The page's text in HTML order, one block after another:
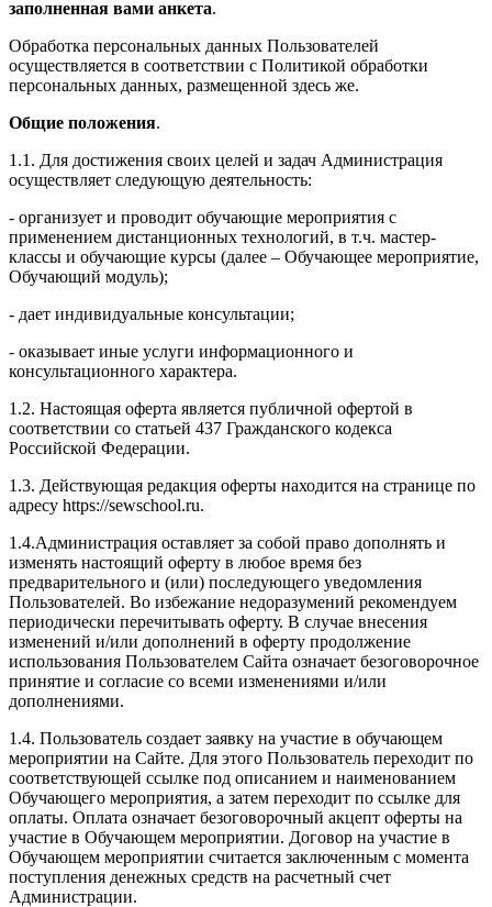
заполненная вами анкета.
Обработка персональных данных Пользователей
осуществляется в соответствии с Политикой обработки
персональных данных, размещенной здесь же.
Общие положения.
1.1. Для достижения своих целей и задач Администрация
осуществляет следующую деятельность:
- организует и проводит обучающие мероприятия с
применением дистанционных технологий, в т.ч. мастер-
классы и обучающие курсы (далее – Обучающее мероприятие,
Обучающий модуль);
- дает индивидуальные консультации;
- оказывает иные услуги информационного и
консультационного характера.
1.2. Настоящая оферта является публичной офертой в
соответствии со статьей 437 Гражданского кодекса
Российской Федерации.
1.3. Действующая редакция оферты находится на странице по
адресу https://sewschool.ru.
1.4.Администрация оставляет за собой право дополнять и
изменять настоящий оферту в любое время без
предварительного и (или) последующего уведомления
Пользователей. Во избежание недоразумений рекомендуем
периодически перечитывать оферту. В случае внесения
изменений и/или дополнений в оферту продолжение
использования Пользователем Сайта означает безоговорочное
принятие и согласие со всеми изменениями и/или
дополнениями.
1.4. Пользователь создает заявку на участие в обучающем
мероприятии на Сайте. Для этого Пользователь переходит по
соответствующей ссылке под описанием и наименованием
Обучающего мероприятия, а затем переходит по ссылке для
оплаты. Оплата означает безоговорочный акцепт оферты на
участие в Обучающем мероприятии. Договор на участие в
Обучающем мероприятии считается заключенным с момента
поступления денежных средств на расчетный счет
Администрации.